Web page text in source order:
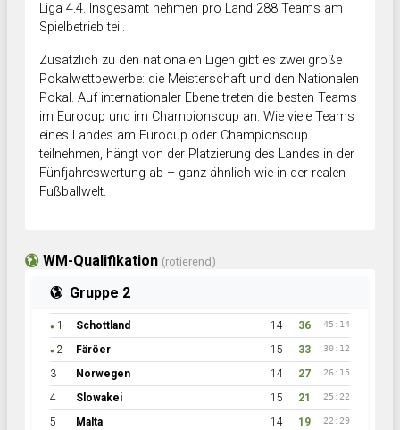
Liga 4.4. Insgesamt nehmen pro Land 288 Teams am
Spielbetrieb teil.
Zusätzlich zu den nationalen Ligen gibt es zwei große
Pokalwettbewerbe: die Meisterschaft und den Nationalen
Pokal. Auf internationaler Ebene treten die besten Teams
im Eurocup und im Championscup an. Wie viele Teams
eines Landes am Eurocup oder Championscup
teilnehmen, hängt von der Platzierung des Landes in der
Fünfjahreswertung ab – ganz ähnlich wie in der realen
Fußballwelt.
WM-Qualifikation (rotierend)
Gruppe 2
● 1 Schottland 14 36 45:14
● 2 Färöer 15 33 30:12
3 Norwegen 14 27 26:15
4 Slowakei 15 21 25:22
5 Malta 14 19 22:29